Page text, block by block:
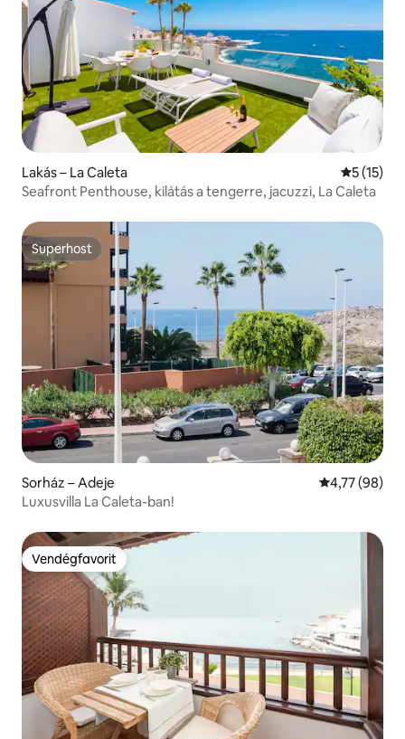
Lakás – La Caleta Átlagos
5 (15)
Seafront Penthouse, kilátás a tengerre, jacuzzi, La Caleta
Superhost
Superhost
Sorház – Adeje Átlagos
4,77 (98)
Luxusvilla La Caleta-ban!
Vendégfavorit
Vendégfavorit